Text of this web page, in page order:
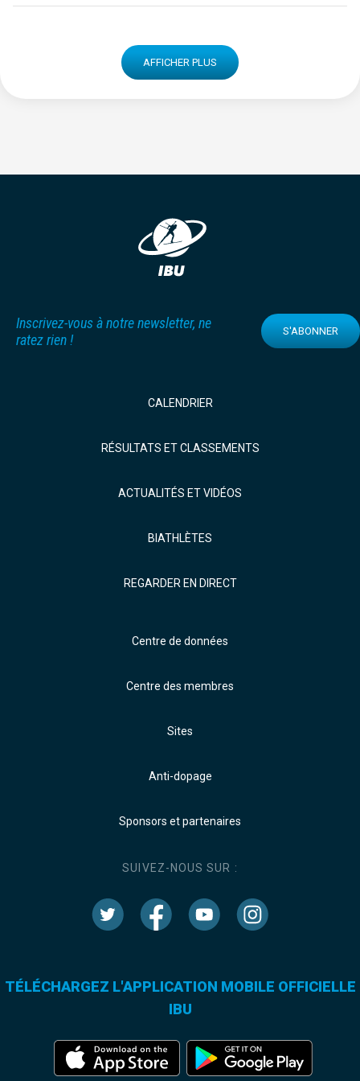
AFFICHER PLUS
Inscrivez-vous à notre newsletter, ne
ratez rien !
S'ABONNER
CALENDRIER
RÉSULTATS ET CLASSEMENTS
ACTUALITÉS ET VIDÉOS
BIATHLÈTES
REGARDER EN DIRECT
Centre de données
Centre des membres
Sites
Anti-dopage
Sponsors et partenaires
SUIVEZ-NOUS SUR :
TÉLÉCHARGEZ L'APPLICATION MOBILE OFFICIELLE
IBU